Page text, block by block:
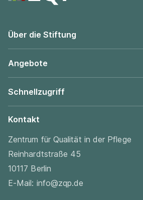
Über die Stiftung
Angebote
Schnellzugriff
Kontakt
Zentrum für Qualität in der Pflege
Reinhardtstraße 45
10117 Berlin
E-Mail: info@zqp.de